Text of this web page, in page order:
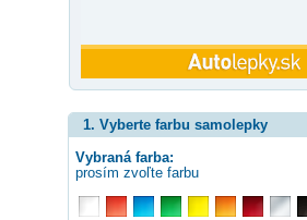
1. Vyberte farbu samolepky
Vybraná farba:
prosím zvoľte farbu